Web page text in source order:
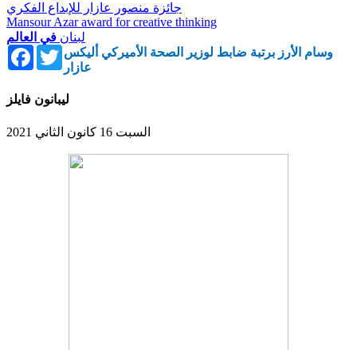
جائزة منصور عازار للإبداع الفكري
Mansour Azar award for creative thinking
لبنان في العالم
FacebookTwitter
وسام الأرز برتبة ضابط لوزير الصحة الأميركي أليكس
عازار
ليبانون فايلز
السبت 16 كانون الثاني 2021